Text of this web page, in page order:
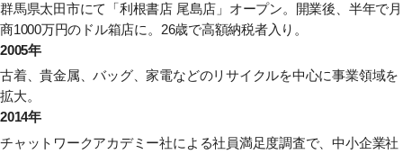
群馬県太田市にて「利根書店 尾島店」オープン。開業後、半年で月
商1000万円のドル箱店に。26歳で高額納税者入り。
2005年
古着、貴金属、バッグ、家電などのリサイクルを中心に事業領域を
拡大。
2014年
チャットワークアカデミー社による社員満足度調査で、中小企業社